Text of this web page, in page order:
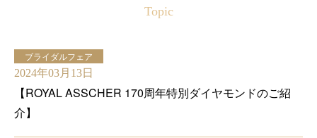
Topic
ブライダルフェア
2024年03月13日
【ROYAL ASSCHER 170周年特別ダイヤモンドのご紹
介】